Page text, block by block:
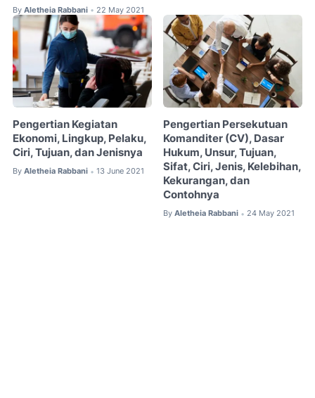
By Aletheia Rabbani • 22 May 2021
Pengertian Kegiatan
Ekonomi, Lingkup, Pelaku,
Ciri, Tujuan, dan Jenisnya
By Aletheia Rabbani • 13 June 2021
Pengertian Persekutuan
Komanditer (CV), Dasar
Hukum, Unsur, Tujuan,
Sifat, Ciri, Jenis, Kelebihan,
Kekurangan, dan
Contohnya
By Aletheia Rabbani • 24 May 2021